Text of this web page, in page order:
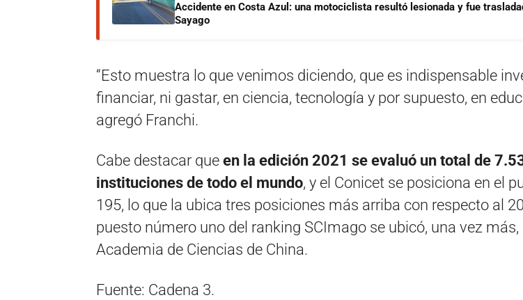
Accidente en Costa Azul: una motociclista resultó lesionada y fue
Sayago
“Esto muestra lo que venimos diciendo, que es indispensable
financiar, ni gastar, en ciencia, tecnología y por supuesto, en
agregó Franchi.
Cabe destacar que en la edición 2021 se evaluó un total de
instituciones de todo el mundo, y el Conicet se posiciona en el
195, lo que la ubica tres posiciones más arriba con respecto al
puesto número uno del ranking SCImago se ubicó, una vez más,
Academia de Ciencias de China.
Fuente: Cadena 3.